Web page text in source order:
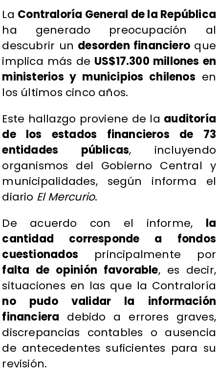
La Contraloría General de la República
ha generado preocupación al
descubrir un desorden financiero que
implica más de US$17.300 millones en
ministerios y municipios chilenos en
los últimos cinco años.
Este hallazgo proviene de la auditoría
de los estados financieros de 73
entidades públicas, incluyendo
organismos del Gobierno Central y
municipalidades, según informa el
diario El Mercurio.
De acuerdo con el informe, la
cantidad corresponde a fondos
cuestionados principalmente por
falta de opinión favorable, es decir,
situaciones en las que la Contraloría
no pudo validar la información
financiera debido a errores graves,
discrepancias contables o ausencia
de antecedentes suficientes para su
revisión.